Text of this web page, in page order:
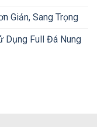
Giản, Sang Trọng
Dụng Full Đá Nung